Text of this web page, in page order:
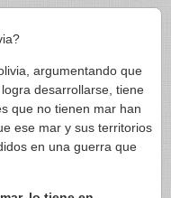
argumentando que
desarrollarse, tiene
que no tienen mar han
ese mar y sus territorios
en una guerra que